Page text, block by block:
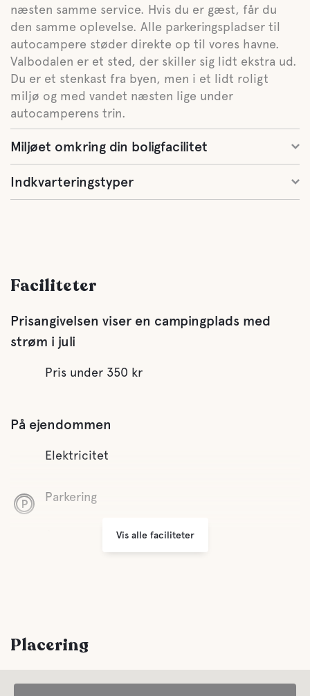
næsten samme service. Hvis du er gæst, får du
den samme oplevelse. Alle parkeringspladser til
autocampere støder direkte op til vores havne.
Valbodalen er et sted, der skiller sig lidt ekstra ud.
Du er et stenkast fra byen, men i et lidt roligt
miljø og med vandet næsten lige under
autocamperens trin.
Miljøet omkring din boligfacilitet
Indkvarteringstyper
Faciliteter
Prisangivelsen viser en campingplads med
strøm i juli
Pris under 350 kr
På ejendommen
Elektricitet
Parkering
Åben hele året rundt
Vis alle faciliteter
Placering